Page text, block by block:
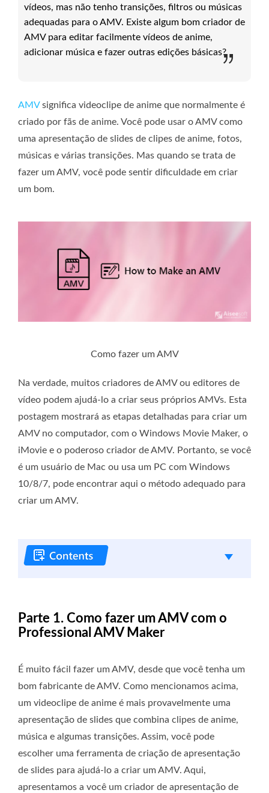
vídeos, mas não tenho transições, filtros ou músicas
adequadas para o AMV. Existe algum bom criador de
AMV para editar facilmente vídeos de anime,
adicionar música e fazer outras edições básicas?
AMVsignifica videoclipe de anime que normalmente é
criado por fãs de anime. Você pode usar o AMV como
uma apresentação de slides de clipes de anime, fotos,
músicas e várias transições. Mas quando se trata de
fazer um AMV, você pode sentir dificuldade em criar
um bom.
Como fazer um AMV
Na verdade, muitos criadores de AMV ou editores de
vídeo podem ajudá-lo a criar seus próprios AMVs. Esta
postagem mostrará as etapas detalhadas para criar um
AMV no computador, com o Windows Movie Maker, o
iMovie e o poderoso criador de AMV. Portanto, se você
é um usuário de Mac ou usa um PC com Windows
10/8/7, pode encontrar aqui o método adequado para
criar um AMV.
Parte 1. Como fazer um AMV com o
Professional AMV Maker
É muito fácil fazer um AMV, desde que você tenha um
bom fabricante de AMV. Como mencionamos acima,
um videoclipe de anime é mais provavelmente uma
apresentação de slides que combina clipes de anime,
música e algumas transições. Assim, você pode
escolher uma ferramenta de criação de apresentação
de slides para ajudá-lo a criar um AMV. Aqui,
apresentamos a você um criador de apresentação de